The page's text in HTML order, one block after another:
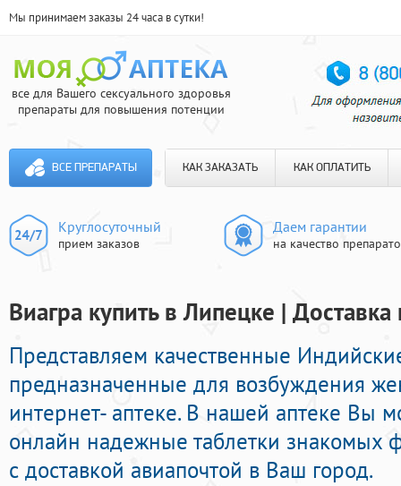
Мы принимаем заказы 24 часа в сутки!
все для Вашего сексуального здоровья
препараты для повышения потенции
ВСЕ ПРЕПАРАТЫ КАК ЗАКАЗАТЬ КАК ОПЛАТИТЬ
Круглосуточный
прием заказов
Даем гарантии
на качество
Виагра купить в Липецке |
Представляем качественные
предназначенные для возбуждения
интернет- аптеке. В нашей аптеке Вы
онлайн надежные таблетки знакомых
с доставкой авиапочтой в Ваш город.